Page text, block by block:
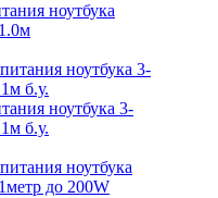
ноутбука
ноутбука 3-
б.у.